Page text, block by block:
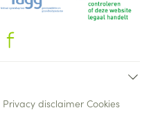
Privacy disclaimer Cookies